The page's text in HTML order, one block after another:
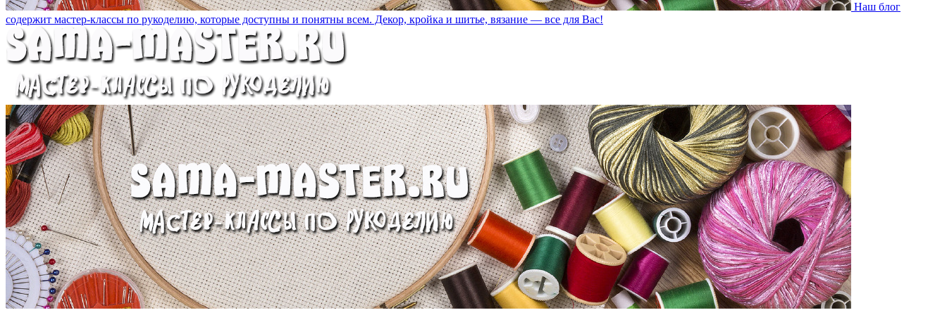
Наш блог
содержит мастер-классы по рукоделию, которые доступны и понятны всем. Декор, кройка и шитье, вязание — все для Вас!